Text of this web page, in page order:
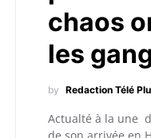
chaos
les
by Redaction Télé
Actualté à la une